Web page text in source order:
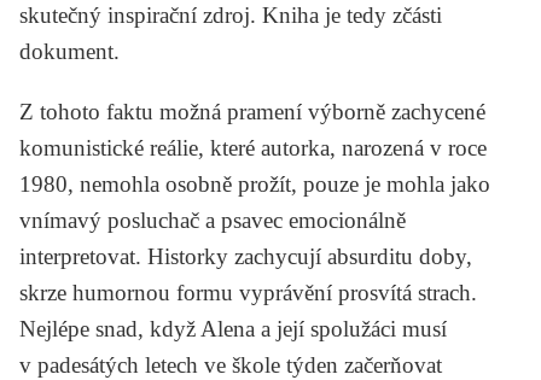
skutečný inspirační zdroj. Kniha je tedy zčásti
dokument.
Z tohoto faktu možná pramení výborně zachycené
komunistické reálie, které autorka, narozená v roce
1980, nemohla osobně prožít, pouze je mohla jako
vnímavý posluchač a psavec emocionálně
interpretovat. Historky zachycují absurditu doby,
skrze humornou formu vyprávění prosvítá strach.
Nejlépe snad, když Alena a její spolužáci musí
v padesátých letech ve škole týden začerňovat